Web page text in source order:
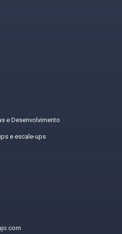
e Desenvolvimento
e escale-ups